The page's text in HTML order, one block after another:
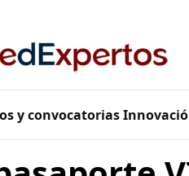
y convocatorias